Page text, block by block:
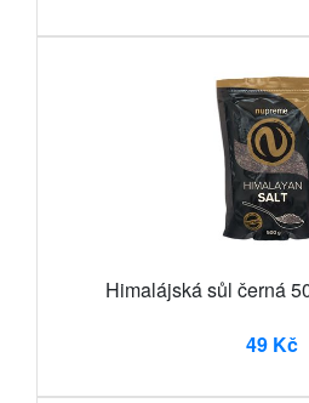
Himalájská sůl černá
49 Kč